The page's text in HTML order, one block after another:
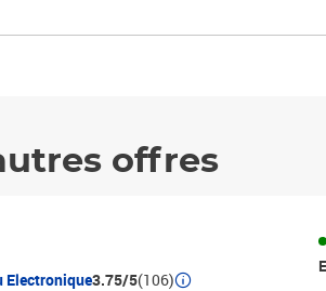
offres
Electronique3.75/5(106)